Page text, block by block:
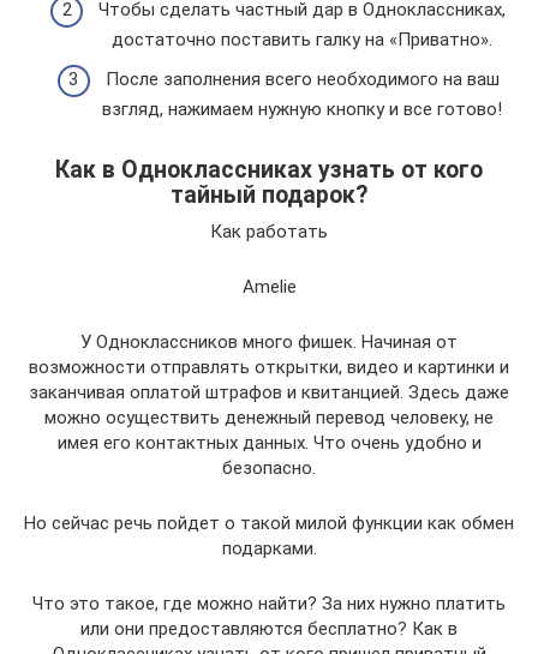
Чтобы сделать частный дар в Одноклассниках,
достаточно поставить галку на «Приватно».
После заполнения всего необходимого на ваш
взгляд, нажимаем нужную кнопку и все готово!
Как в Одноклассниках узнать от кого
тайный подарок?
Как работать
Amelie
У Одноклассников много фишек. Начиная от
возможности отправлять открытки, видео и картинки и
заканчивая оплатой штрафов и квитанцией. Здесь даже
можно осуществить денежный перевод человеку, не
имея его контактных данных. Что очень удобно и
безопасно.
Но сейчас речь пойдет о такой милой функции как обмен
подарками.
Что это такое, где можно найти? За них нужно платить
или они предоставляются бесплатно? Как в